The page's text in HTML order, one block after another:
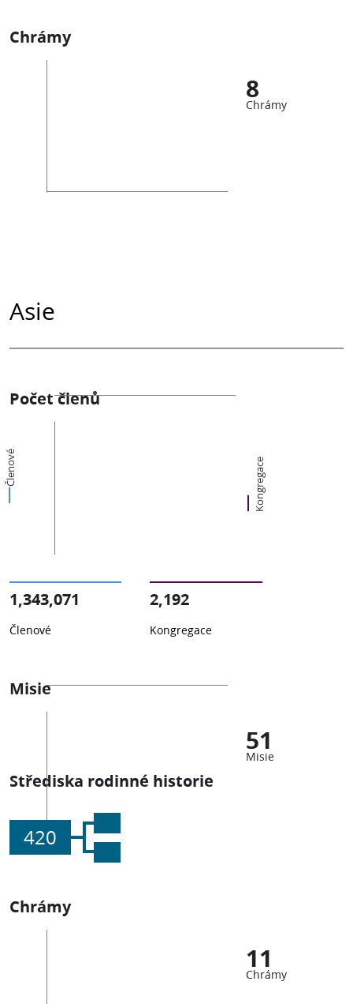
Chrámy
8
Chrámy
Asie
Počet členů
Členové Kongregace
1,343,071
Členové
2,192
Kongregace
Misie
51
Misie
Střediska rodinné historie
420
Chrámy
11
Chrámy